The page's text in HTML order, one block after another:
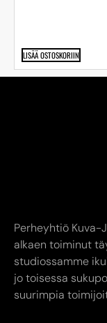
LISÄÄ OSTOSKORIIN
Perheyhtiö Kuva-
alkaen toiminut
studiossamme
jo toisessa
suurimpia